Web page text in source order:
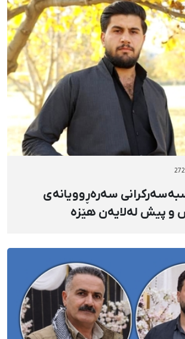
سەرەڕوویانەی
و پیش لەلایەن هێزە